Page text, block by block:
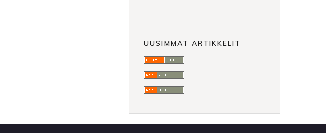
UUSIMMAT ARTIKKELIT